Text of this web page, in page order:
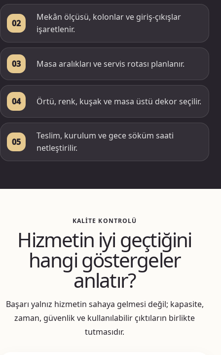
02
Mekân ölçüsü, kolonlar ve giriş-çıkışlar
işaretlenir.
03 Masa aralıkları ve servis rotası planlanır.
04 Örtü, renk, kuşak ve masa üstü dekor seçilir.
05
Teslim, kurulum ve gece söküm saati
netleştirilir.
KALITE KONTROLÜ
Hizmetin iyi geçtiğini
hangi göstergeler
anlatır?
Başarı yalnız hizmetin sahaya gelmesi değil; kapasite,
zaman, güvenlik ve kullanılabilir çıktıların birlikte
tutmasıdır.